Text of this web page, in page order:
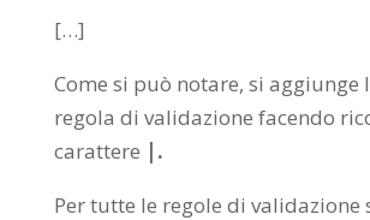
[…]
Come si può notare, si aggiunge
regola di validazione facendo
carattere |.
Per tutte le regole di validazione